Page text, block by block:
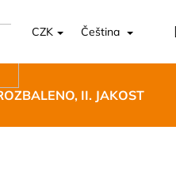
CZK Čeština
II. JAKOST